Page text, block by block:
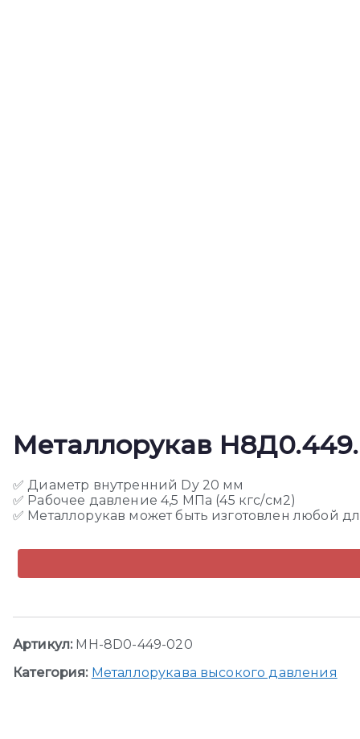
Металлорукав
✅ Диаметр внутренний Dy 20 мм
✅ Рабочее давление 4,5 МПа (45 кгс/см2)
✅ Металлорукав может быть изготовлен любой
Артикул: MH-8D0-449-020
Категория: Металлорукава высокого давления